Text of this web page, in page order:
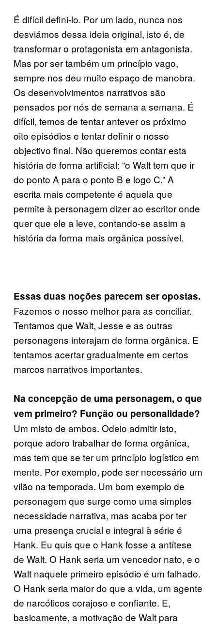
É difícil defini-lo. Por um lado, nunca nos
desviámos dessa ideia original, isto é, de
transformar o protagonista em antagonista.
Mas por ser também um princípio vago,
sempre nos deu muito espaço de manobra.
Os desenvolvimentos narrativos são
pensados por nós de semana a semana. É
difícil, temos de tentar antever os próximo
oito episódios e tentar definir o nosso
objectivo final. Não queremos contar esta
história de forma artificial: “o Walt tem que ir
do ponto A para o ponto B e logo C.” A
escrita mais competente é aquela que
permite à personagem dizer ao escritor onde
quer que ele a leve, contando-se assim a
história da forma mais orgânica possível.
Essas duas noções parecem ser opostas.
Fazemos o nosso melhor para as conciliar.
Tentamos que Walt, Jesse e as outras
personagens interajam de forma orgânica. E
tentamos acertar gradualmente em certos
marcos narrativos importantes.
Na concepção de uma personagem, o que
vem primeiro? Função ou personalidade?
Um misto de ambos. Odeio admitir isto,
porque adoro trabalhar de forma orgânica,
mas tem que se ter um princípio logístico em
mente. Por exemplo, pode ser necessário um
vilão na temporada. Um bom exemplo de
personagem que surge como uma simples
necessidade narrativa, mas acaba por ter
uma presença crucial e integral à série é
Hank. Eu quis que o Hank fosse a antítese
de Walt. O Hank seria um vencedor nato, e o
Walt naquele primeiro episódio é um falhado.
O Hank seria maior do que a vida, um agente
de narcóticos corajoso e confiante. E,
basicamente, a motivação de Walt para